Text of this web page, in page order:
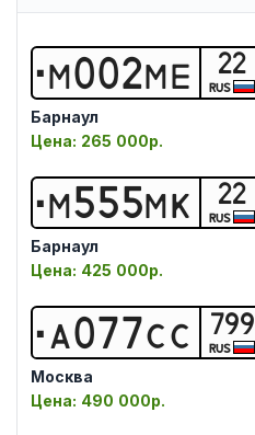
М002МЕ 22
RUS
Барнаул
Цена: 265 000р.
М555МК 22
RUS
Барнаул
Цена: 425 000р.
А077СС 799
RUS
Москва
Цена: 490 000р.